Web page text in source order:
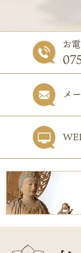
お
メ